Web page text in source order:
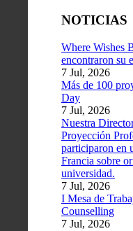
NOTICIAS
Where Wishes
encontraron su
7 Jul, 2026
Más de 100
Day
7 Jul, 2026
Nuestra
Proyección
participaron en
Francia sobre
universidad.
7 Jul, 2026
I Mesa de
Counselling
7 Jul, 2026